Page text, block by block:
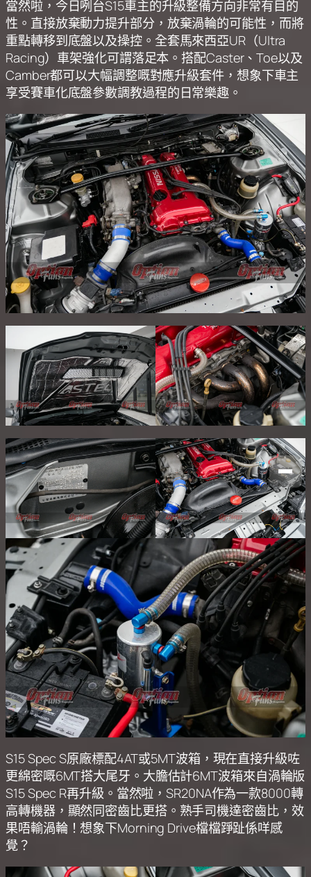
當然啦，今日咧台S15車主的升級整備方向非常有目的
性。直接放棄動力提升部分，放棄渦輪的可能性，而將
重點轉移到底盤以及操控。全套馬來西亞UR（Ultra
Racing）車架強化可謂落足本。搭配Caster、Toe以及
Camber都可以大幅調整嘅對應升級套件，想象下車主
享受賽車化底盤參數調教過程的日常樂趣。
S15 Spec S原廠標配4AT或5MT波箱，現在直接升級咗
更綿密嘅6MT搭大尾牙。大膽估計6MT波箱來自渦輪版
S15 Spec R再升級。當然啦，SR20NA作為一款8000轉
高轉機器，顯然同密齒比更搭。熟手司機達密齒比，效
果唔輸渦輪！想象下Morning Drive檔檔踭趾係咩感
覺？